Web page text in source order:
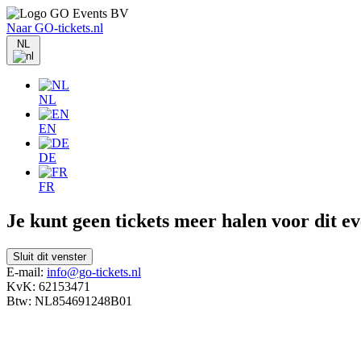
Naar GO-tickets.nl
NL
NL
EN
DE
FR
Je kunt geen tickets meer halen voor dit
Sluit dit venster
E-mail: info@go-tickets.nl
KvK: 62153471
Btw: NL854691248B01